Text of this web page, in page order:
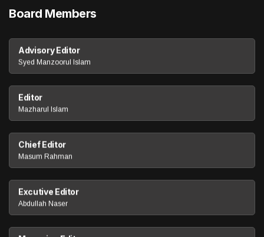
Board Members
Advisory Editor
Syed Manzoorul Islam
Editor
Mazharul Islam
Chief Editor
Masum Rahman
Excutive Editor
Abdullah Naser